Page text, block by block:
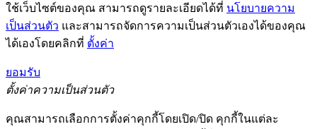
ใช้เว็บไซต์ของคุณ สามารถดูรายละเอียดได้ที่ นโยบายความ
เป็นส่วนตัว และสามารถจัดการความเป็นส่วนตัวเองได้ของคุณ
ได้เองโดยคลิกที่ ตั้งค่า
ยอมรับ
ตั้งค่าความเป็นส่วนตัว
คุณสามารถเลือกการตั้งค่าคุกกี้โดยเปิด/ปิด คุกกี้ในแต่ละ